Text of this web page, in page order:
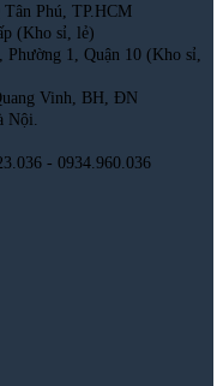
Phú, TP.HCM
(Kho sỉ, lẻ)
1, Quận 10 (Kho sỉ,
Vinh, BH, ĐN
Nội.
- 0934.960.036